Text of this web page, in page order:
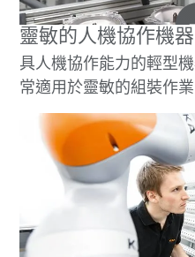
靈敏的人機協作機
具人機協作能力的輕型
常適用於靈敏的組裝作業